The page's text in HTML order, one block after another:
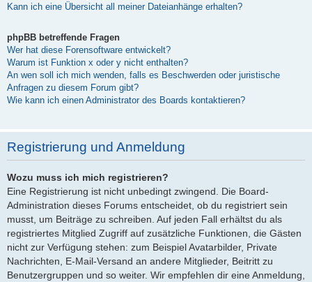
Kann ich eine Übersicht all meiner Dateianhänge erhalten?
phpBB betreffende Fragen
Wer hat diese Forensoftware entwickelt?
Warum ist Funktion x oder y nicht enthalten?
An wen soll ich mich wenden, falls es Beschwerden oder juristische
Anfragen zu diesem Forum gibt?
Wie kann ich einen Administrator des Boards kontaktieren?
Registrierung und Anmeldung
Wozu muss ich mich registrieren?
Eine Registrierung ist nicht unbedingt zwingend. Die Board-
Administration dieses Forums entscheidet, ob du registriert sein
musst, um Beiträge zu schreiben. Auf jeden Fall erhältst du als
registriertes Mitglied Zugriff auf zusätzliche Funktionen, die Gästen
nicht zur Verfügung stehen: zum Beispiel Avatarbilder, Private
Nachrichten, E-Mail-Versand an andere Mitglieder, Beitritt zu
Benutzergruppen und so weiter. Wir empfehlen dir eine Anmeldung,